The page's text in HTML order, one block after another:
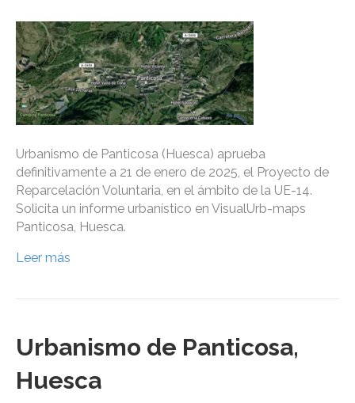
Urbanismo de Panticosa (Huesca) aprueba
definitivamente a 21 de enero de 2025, el Proyecto de
Reparcelación Voluntaria, en el ámbito de la UE-14.
Solicita un informe urbanístico en VisualUrb-maps
Panticosa, Huesca.
Leer más
Urbanismo de Panticosa,
Huesca